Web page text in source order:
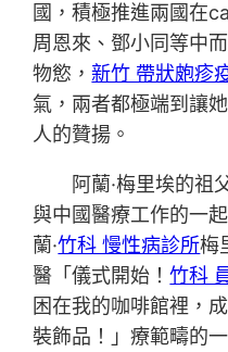
國，積極推進兩國在
周恩來、鄧小同等中
物慾，新竹 帶狀皰疹
氣，兩者都極端到讓
人的贊揚。
阿蘭·梅里埃的祖
與中國醫療工作的一
蘭·竹科 慢性病診所梅
醫「儀式開始！竹科
困在我的咖啡館裡，
裝飾品！」療範疇的